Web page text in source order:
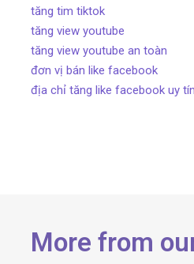
tăng tim tiktok
tăng view youtube
tăng view youtube an toàn
đơn vị bán like facebook
địa chỉ tăng like facebook uy tín
More from